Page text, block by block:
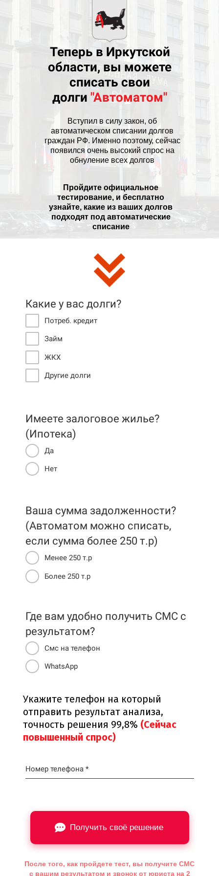
Теперь в Иркутской
области, вы можете
списать свои
долги "Автоматом"
Вступил в силу закон, об
автоматическом списании долгов
граждан РФ. Именно поэтому, сейчас
появился очень высокий спрос на
обнуление всех долгов
Пройдите официальное
тестирование, и бесплатно
узнайте, какие из ваших долгов
подходят под автоматические
списание
Какие у вас долги?
Потреб. кредит
Займ
ЖКХ
Другие долги
Имеете залоговое жилье?
(Ипотека)
Да
Нет
Ваша сумма задолженности?
(Автоматом можно списать,
если сумма более 250 т.р)
Менее 250 т.р
Более 250 т.р
Где вам удобно получить СМС c
результатом?
Смс на телефон
WhatsApp
Укажите телефон на который
отправить результат анализа,
точность решения 99,8% (Сейчас
повышенный спрос)
Номер телефона *
Получить своё решение
После того, как пройдете тест, вы получите СМС
с вашим результатом и звонок от юриста на 2